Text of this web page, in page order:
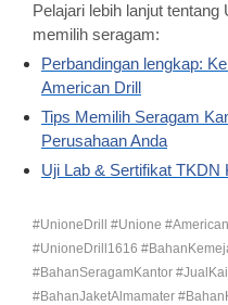
Pelajari lebih lanjut
memilih seragam:
Perbandingan lengkap:
American Drill
Tips Memilih Seragam
Perusahaan Anda
Uji Lab & Sertifikat TKDN
#UnioneDrill #Unione
#UnioneDrill1616
#BahanSeragamKantor
#BahanJaketAlmamater